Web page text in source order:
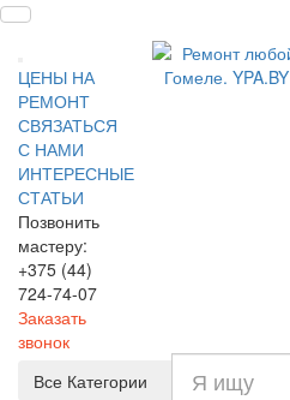
ЦЕНЫ НА
РЕМОНТ
СВЯЗАТЬСЯ
С НАМИ
ИНТЕРЕСНЫЕ
СТАТЬИ
Позвонить
мастеру:
+375 (44)
724-74-07
Заказать
звонок
Все Категории